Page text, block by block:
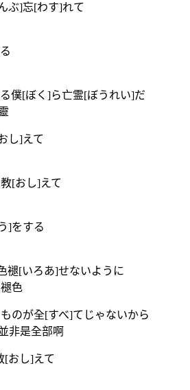
ぶ]忘[わす]れて
僕[ぼく]ら亡霊[ぼうれい]だ
し]えて
[おし]えて
]をする
褪[いろあ]せないように
色
のが全[すべ]てじゃないから
非是全部啊
[おし]えて